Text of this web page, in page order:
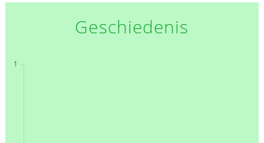
Geschiedenis